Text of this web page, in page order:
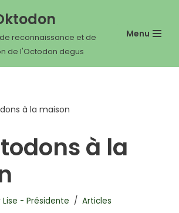
reconnaissance et de
de l'Octodon degus
Menu
à la maison
à la
Lise - Présidente Articles